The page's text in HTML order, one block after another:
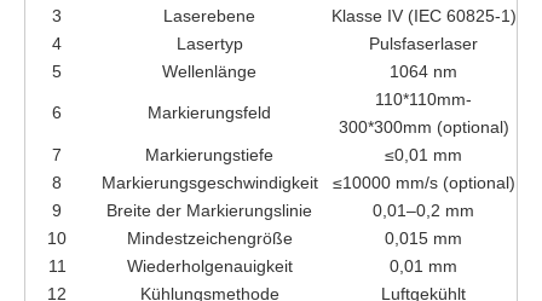
3
Laserebene
Klasse IV (IEC 60825-1)
4
Lasertyp
Pulsfaserlaser
5
Wellenlänge 1064 nm
6 Markierungsfeld
110*110mm-
300*300mm (optional)
7
Markierungstiefe
≤0,01 mm
8
Markierungsgeschwindigkeit
≤10000 mm/s (optional)
9
Breite der Markierungslinie
0,01–0,2 mm
10
Mindestzeichengröße
0,015 mm
11
Wiederholgenauigkeit
0,01 mm
12
Kühlungsmethode Luftgekühlt